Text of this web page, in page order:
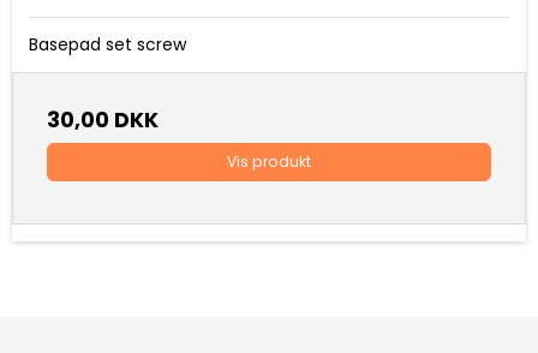
Basepad set screw
30,00 DKK
Vis produkt